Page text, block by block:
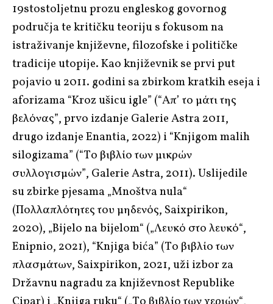
19stostoljetnu prozu engleskog govornog
područja te kritičku teoriju s fokusom na
istraživanje književne, filozofske i političke
tradicije utopije. Kao književnik se prvi put
pojavio u 2011. godini sa zbirkom kratkih eseja i
aforizama “Kroz ušicu igle” (“Απ’ το μάτι της
βελόνας”, prvo izdanje Galerie Astra 2011,
drugo izdanje Enantia, 2022) i “Knjigom malih
silogizama” (“Το βιβλίο των μικρών
συλλογισμών”, Galerie Astra, 2011). Uslijedile
su zbirke pjesama „Mnoštva nula“
(Πολλαπλότητες του μηδενός, Saixpirikon,
2020), „Bijelo na bijelom“ („Λευκό στο λευκό“,
Enipnio, 2021), “Knjiga bića” (Το βιβλίο των
πλασμάτων, Saixpirikon, 2021, uži izbor za
Državnu nagradu za književnost Republike